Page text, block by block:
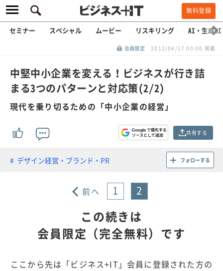
無料登録
セミナー スペシャル ムービー リスキリング AI・生成AI
会員限定 2012/04/17 00:00 掲載
中堅中小企業を変える！ビジネスが行き詰
まる3つのパターンと対応策(2/2)
現代を乗り切るための「中小企業の経営」
共有する
デザイン経営・ブランド・PR フォローする
前へ 1 2
この続きは
会員限定（完全無料）です
ここから先は「ビジネス+IT」会員に登録された方の